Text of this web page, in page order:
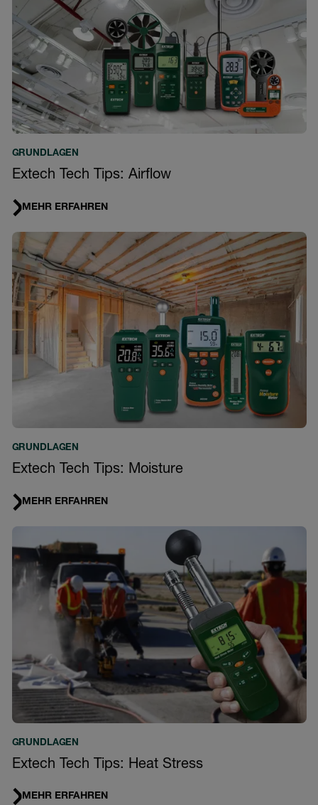
GRUNDLAGEN
Extech Tech Tips: Airflow
MEHR ERFAHREN
GRUNDLAGEN
Extech Tech Tips: Moisture
MEHR ERFAHREN
GRUNDLAGEN
Extech Tech Tips: Heat Stress
MEHR ERFAHREN